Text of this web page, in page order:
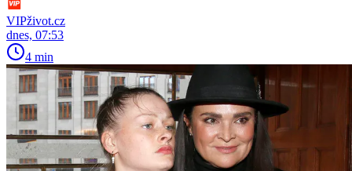
VIPživot.cz
dnes, 07:53
4 min